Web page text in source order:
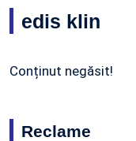
edis klin
Conținut negăsit!
Reclame